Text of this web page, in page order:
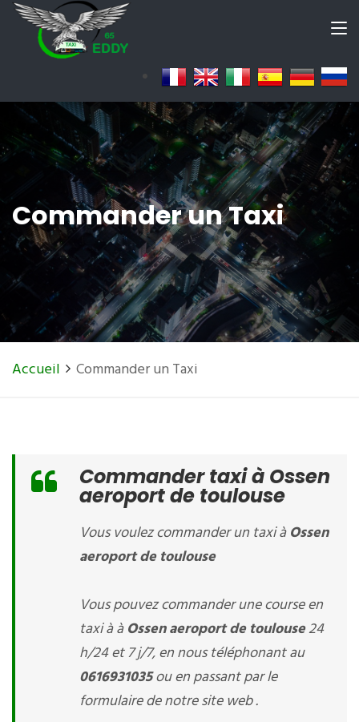
Commander un Taxi
Accueil Commander un Taxi
Commander taxi à Ossen
aeroport de toulouse
Vous voulez commander un taxi àOssen
aeroport de toulouse
Vous pouvez commander une course en
taxi à àOssen aeroport de toulouse24
h/24 et 7 j/7, en nous téléphonant au
0616931035ou en passant par le
formulaire de notre site web .